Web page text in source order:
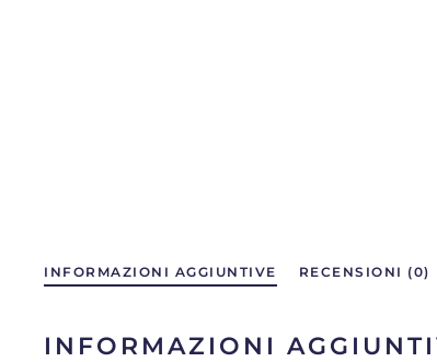
INFORMAZIONI AGGIUNTIVE RECENSIONI (0)
INFORMAZIONI